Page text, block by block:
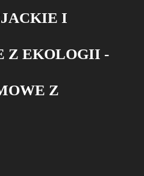
I
Z EKOLOGII -
Z